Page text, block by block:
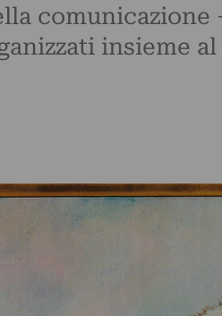
comunicazione
insieme